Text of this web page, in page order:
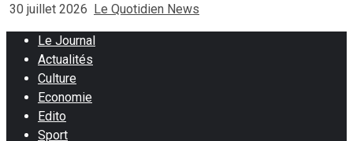
30 juillet 2026 Le Quotidien News
Le Journal
Actualités
Culture
Economie
Edito
Sport